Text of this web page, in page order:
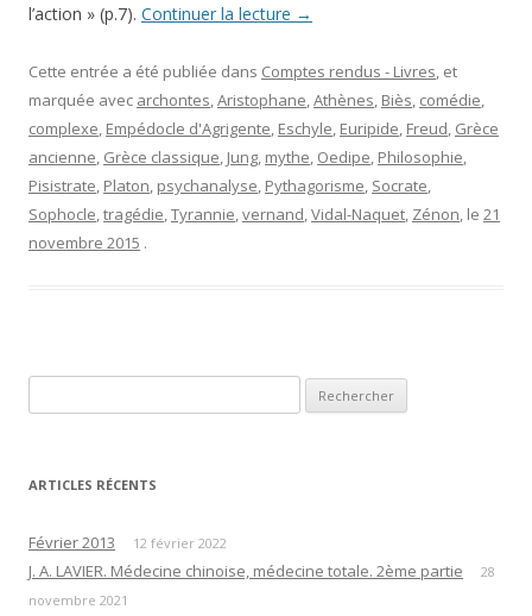
l’action » (p.7). Continuer la lecture →
Cette entrée a été publiée dans Comptes rendus - Livres, et
marquée avec archontes,Aristophane,Athènes, Biès, comédie,
complexe, Empédocle d'Agrigente, Eschyle, Euripide, Freud, Grèce
ancienne, Grèce classique, Jung, mythe, Oedipe, Philosophie,
Pisistrate, Platon, psychanalyse, Pythagorisme, Socrate,
Sophocle,tragédie,Tyrannie,vernand,Vidal-Naquet, Zénon, le 21
novembre 2015 .
ARTICLES RÉCENTS
Février 2013 12 février 2022
J. A. LAVIER. Médecine chinoise, médecine totale. 2ème partie
28
novembre 2021